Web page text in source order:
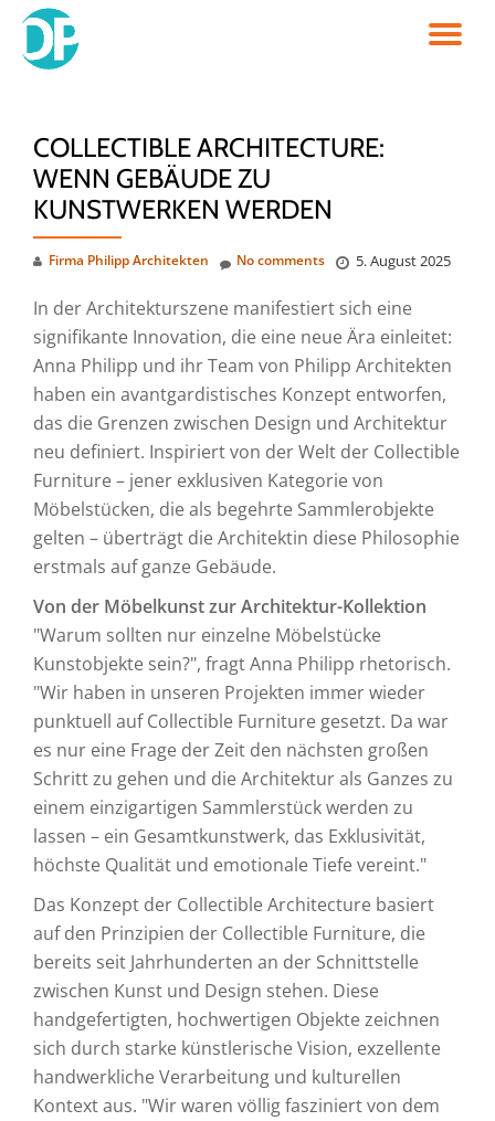
Skip
COLLECTIBLE ARCHITECTURE:
WENN GEBÄUDE ZU
KUNSTWERKEN WERDEN
Firma Philipp Architekten 5. August 2025
No comments
In der Architekturszene manifestiert sich eine
signifikante Innovation, die eine neue Ära einleitet:
Anna Philipp und ihr Team von Philipp Architekten
haben ein avantgardistisches Konzept entworfen,
das die Grenzen zwischen Design und Architektur
neu definiert. Inspiriert von der Welt der Collectible
Furniture – jener exklusiven Kategorie von
Möbelstücken, die als begehrte Sammlerobjekte
gelten – überträgt die Architektin diese Philosophie
erstmals auf ganze Gebäude.
Von der Möbelkunst zur Architektur-Kollektion
"Warum sollten nur einzelne Möbelstücke
Kunstobjekte sein?", fragt Anna Philipp rhetorisch.
"Wir haben in unseren Projekten immer wieder
punktuell auf Collectible Furniture gesetzt. Da war
es nur eine Frage der Zeit den nächsten großen
Schritt zu gehen und die Architektur als Ganzes zu
einem einzigartigen Sammlerstück werden zu
lassen – ein Gesamtkunstwerk, das Exklusivität,
höchste Qualität und emotionale Tiefe vereint."
Das Konzept der Collectible Architecture basiert
auf den Prinzipien der Collectible Furniture, die
bereits seit Jahrhunderten an der Schnittstelle
zwischen Kunst und Design stehen. Diese
handgefertigten, hochwertigen Objekte zeichnen
sich durch starke künstlerische Vision, exzellente
handwerkliche Verarbeitung und kulturellen
Kontext aus. "Wir waren völlig fasziniert von dem